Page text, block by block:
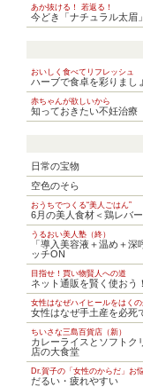
あか抜ける！ 若返る！
今どき「ナチュラル太眉
おいしく食べてリフレッシュ
ハーブで食卓を彩りまし
赤ちゃんが欲しいから
知っておきたい不妊治療
日常の宝物
空色のそら
おうちでつくる“美人ごはん”
6月の美人食材＜鶏レバ
うるおい美人塾（終）
「導入美容液＋温め＋深
ッチON
目指せ！買い物賢人への道
ネット通販を賢く使おう！
女性はなぜハイヒールをはく
女性はなぜ手土産を必死
ちいさな三島百貨店（新）
カレーライスとソフトク
店の大食堂
Dr.賀子の「女性のからだ」お
だるい・疲れやすい